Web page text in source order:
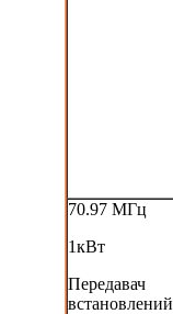
70.97 МГц
1кВт
Передавач
встановлений